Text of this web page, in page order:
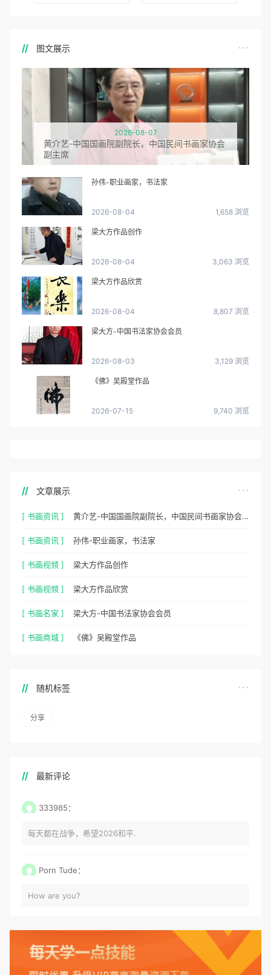
图文展示
2026-08-07
黄介艺-中国国画院副院长，中国民间书画家协会
副主席
孙伟-职业画家，书法家
2026-08-04 1,658 浏览
梁大方作品创作
2026-08-04 3,063 浏览
梁大方作品欣赏
2026-08-04 8,807 浏览
梁大方-中国书法家协会会员
2026-08-03 3,129 浏览
《佛》吴殿堂作品
2026-07-15 9,740 浏览
文章展示
[ 书画资讯 ] 黄介艺-中国国画院副院长，中国民间书画家协会副主席
[ 书画资讯 ] 孙伟-职业画家，书法家
[ 书画视频 ] 梁大方作品创作
[ 书画视频 ] 梁大方作品欣赏
[ 书画名家 ] 梁大方-中国书法家协会会员
[ 书画商城 ] 《佛》吴殿堂作品
随机标签
分享
最新评论
333985：
每天都在战争，希望2026和平.
Porn Tude：
How are you?